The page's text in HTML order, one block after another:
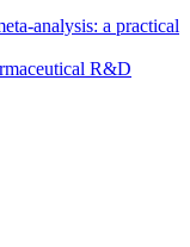
analysis: a practical
R&D